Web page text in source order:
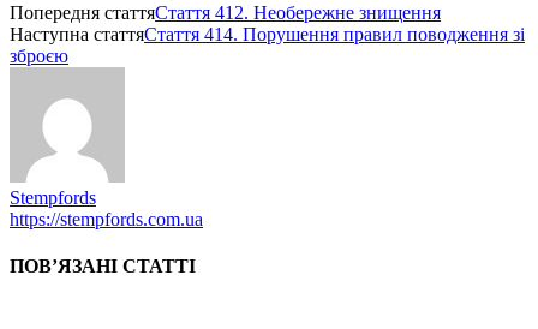
Попередня статтяСтаття 412. Необережне знищення
Наступна статтяСтаття 414. Порушення правил поводження зі
зброєю
Stempfords
https://stempfords.com.ua
ПОВ’ЯЗАНІ СТАТТІ